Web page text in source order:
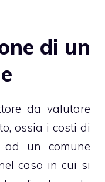
di un
da valutare
ossia i costi di
ad un comune
caso in cui si